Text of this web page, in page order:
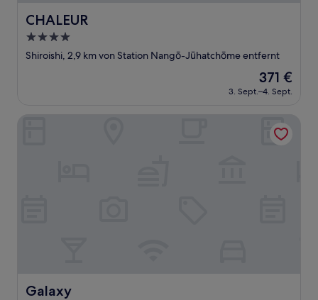
CHALEUR
CHALEUR
4.0-
Sterne-
Shiroishi, 2,9 km von Station Nangō-Jūhatchōme entfernt
Der
Preis
beträgt
371 €
3. Sept.–4. Sept.
Galaxy
Galaxy